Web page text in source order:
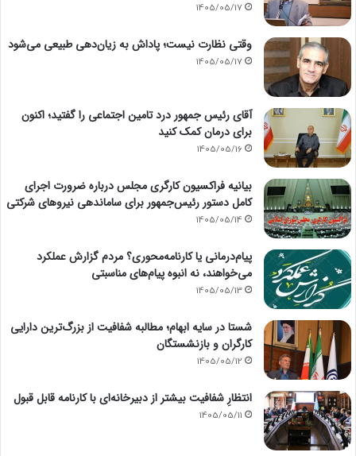
1405/05/17
وقتی نظارت نیست؛ پاداش به زیان‌دهی طبیعی می‌شود
1405/05/17
آقای رئیس جمهور درد تامین اجتماعی را گفتید؛ اکنون
برای درمان کمک کنید
1405/05/16
بیانیه فراکسیون کارگری مجلس درباره ضرورت اجرای
کامل دستور رئیس‌جمهور برای ساماندهی نیروهای شرکتی
1405/05/14
پیام‌درمانی یا کارنامه‌محوری؟ مردم گزارش عملکرد
می‌خواهند، نه انبوه پیام‌های مناسبتی
1405/05/13
شستا در سایه ابهام؛ مطالبه شفافیت از بزرگ‌ترین دارایی
کارگران و بازنشستگان
1405/05/12
انتظارِ شفافیت بیشتر از دبیرخانه‌ای با کارنامه قابل قبول
1405/05/11